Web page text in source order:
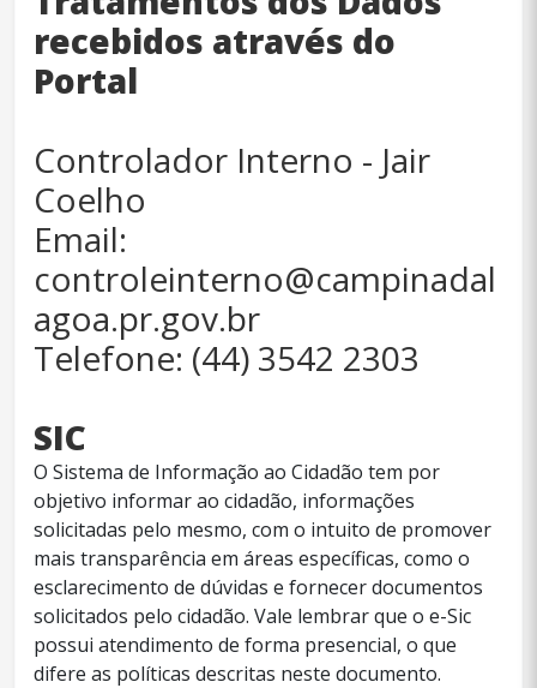
recebidos através do
Portal
Controlador Interno - Jair
Coelho
Email:
controleinterno@campinadal
agoa.pr.gov.br
Telefone: (44) 3542 2303
SIC
O Sistema de Informação ao Cidadão tem por
objetivo informar ao cidadão, informações
solicitadas pelo mesmo, com o intuito de promover
mais transparência em áreas específicas, como o
esclarecimento de dúvidas e fornecer documentos
solicitados pelo cidadão. Vale lembrar que o e-Sic
possui atendimento de forma presencial, o que
difere as políticas descritas neste documento.